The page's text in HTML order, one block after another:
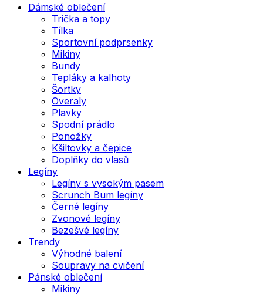
Dámské oblečení
Trička a topy
Tílka
Sportovní podprsenky
Mikiny
Bundy
Tepláky a kalhoty
Šortky
Overaly
Plavky
Spodní prádlo
Ponožky
Kšiltovky a čepice
Doplňky do vlasů
Legíny
Legíny s vysokým pasem
Scrunch Bum legíny
Černé legíny
Zvonové legíny
Bezešvé legíny
Trendy
Výhodné balení
Soupravy na cvičení
Pánské oblečení
Mikiny